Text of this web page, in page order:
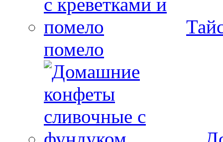
помело